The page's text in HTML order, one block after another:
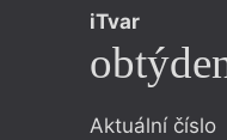
iTvar
Aktuální číslo